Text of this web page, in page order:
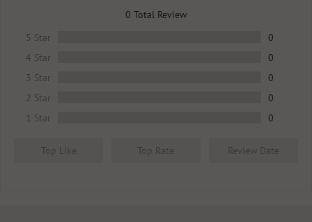
0 Total Review
5 Star
0
4 Star
0
3 Star
0
2 Star
0
1 Star
0
Top Like Top Rate Review Date